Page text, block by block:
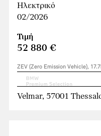
Ηλεκτρικό
02/2026
Τιμή
52 880 €
ZEV (Zero Emission Vehicle),
Velmar, 57001